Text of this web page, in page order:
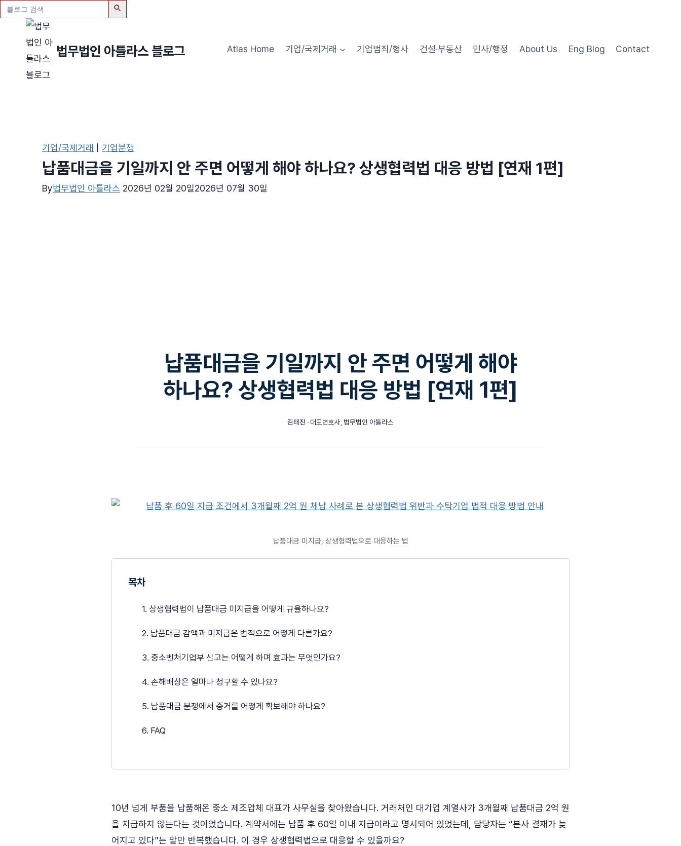
검
색:
content
법무법인 아틀라스 블로그 Atlas Home 기업/국제거래 기업범죄/형사 건설·부동산 민사/행정 About Us Eng Blog Contact
기업/국제거래 기업분쟁
납품대금을 기일까지 안 주면 어떻게 해야 하나요? 상생협력법 대응 방법 [연재 1편]
By법무법인 아틀라스 2026년 02월 20일2026년 07월 30일
납품대금을 기일까지 안 주면 어떻게 해야
하나요? 상생협력법 대응 방법 [연재 1편]
김태진 · 대표변호사, 법무법인 아틀라스
납품대금 미지급, 상생협력법으로 대응하는 법
목차
1. 상생협력법이 납품대금 미지급을 어떻게 규율하나요?
2. 납품대금 감액과 미지급은 법적으로 어떻게 다른가요?
3. 중소벤처기업부 신고는 어떻게 하며 효과는 무엇인가요?
4. 손해배상은 얼마나 청구할 수 있나요?
5. 납품대금 분쟁에서 증거를 어떻게 확보해야 하나요?
6. FAQ
10년 넘게 부품을 납품해온 중소 제조업체 대표가 사무실을 찾아왔습니다. 거래처인 대기업 계열사가 3개월째 납품대금 2억 원
을 지급하지 않는다는 것이었습니다. 계약서에는 납품 후 60일 이내 지급이라고 명시되어 있었는데, 담당자는 “본사 결재가 늦
어지고 있다”는 말만 반복했습니다. 이 경우 상생협력법으로 대응할 수 있을까요?